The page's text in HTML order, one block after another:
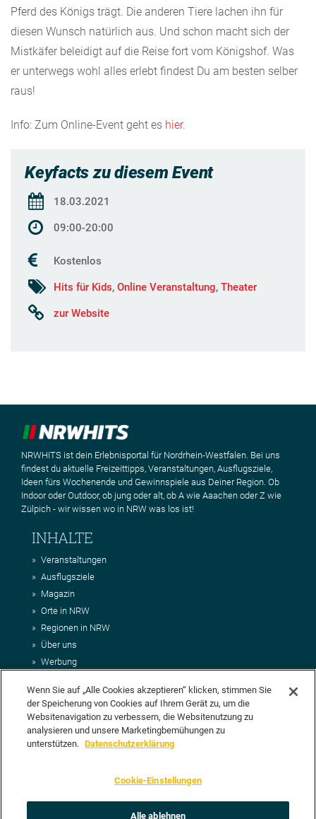
Pferd des Königs trägt. Die anderen Tiere lachen ihn für
diesen Wunsch natürlich aus. Und schon macht sich der
Mistkäfer beleidigt auf die Reise fort vom Königshof. Was
er unterwegs wohl alles erlebt findest Du am besten selber
raus!
Info: Zum Online-Event geht es hier.
Keyfacts zu diesem Event
18.03.2021
09:00-20:00
Kostenlos
Hits für Kids, Online Veranstaltung, Theater
zur Website
NRWHITS ist dein Erlebnisportal für Nordrhein-Westfalen. Bei uns
findest du aktuelle Freizeittipps, Veranstaltungen, Ausflugsziele,
Ideen fürs Wochenende und Gewinnspiele aus Deiner Region. Ob
Indoor oder Outdoor, ob jung oder alt, ob A wie Aaachen oder Z wie
Zülpich - wir wissen wo in NRW was los ist!
INHALTE
Veranstaltungen
Ausflugsziele
Magazin
Orte in NRW
Regionen in NRW
Über uns
Werbung
Impressum
AGB
Datenschutz
DEIN VORSCHLAG FÜR NRWHITS
vorschlagen? Klasse, dann nutze doch einfach
Unsere Redaktion wird Deinen Vorschlag dann so schnell wie
Wenn Sie auf „Alle Cookies akzeptieren“ klicken, stimmen Sie
der Speicherung von Cookies auf Ihrem Gerät zu, um die
Websitenavigation zu verbessern, die Websitenutzung zu
analysieren und unsere Marketingbemühungen zu
unterstützen. Datenschutzerklärung
Cookie-Einstellungen
Alle ablehnen